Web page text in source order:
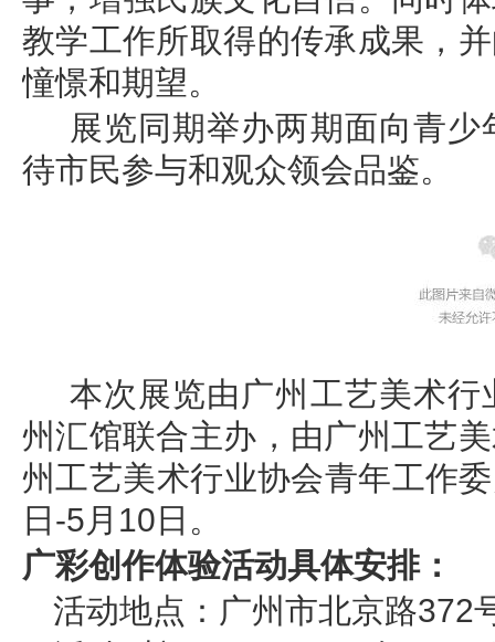
教学工作所取得的传承成果，
憧憬和期望。
展览同期举办两期面向青
待市民参与和观众领会品鉴。
本次展览由广州工艺美术
州汇馆联合主办，由广州工艺
州工艺美术行业协会青年工作
日-5月10日。
广彩创作体验活动具体安排：
活动地点：广州市北京路372